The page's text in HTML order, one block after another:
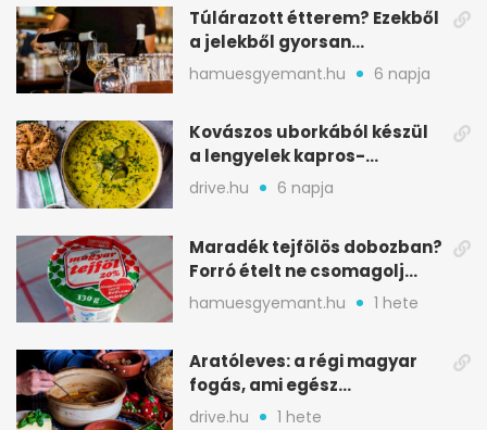
Túlárazott étterem? Ezekből
a jelekből gyorsan
észreveheted
hamuesgyemant.hu 6 napja
Kovászos uborkából készül
a lengyelek kapros-
savanykás levese
drive.hu 6 napja
Maradék tejfölös dobozban?
Forró ételt ne csomagolj
ilyen tégelybe
hamuesgyemant.hu 1 hete
Aratóleves: a régi magyar
fogás, ami egész
csapatokat jóllakatott
drive.hu 1 hete